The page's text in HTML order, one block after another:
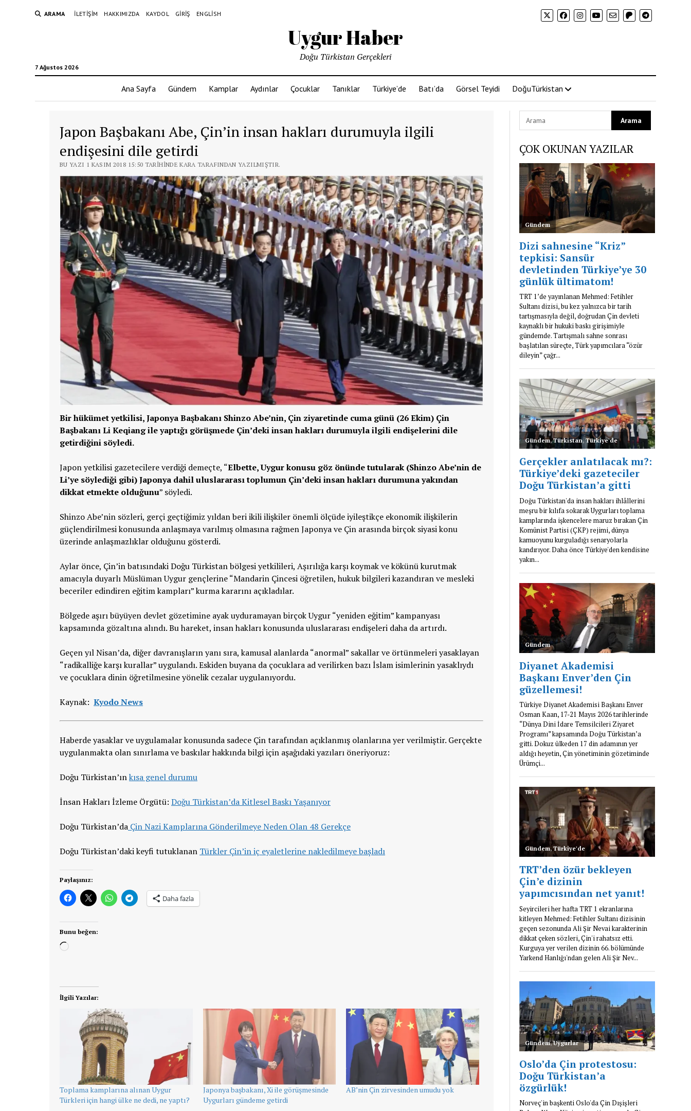
ARAMA İLETIŞIM HAKKIMIZDA KAYDOL GIRIŞ ENGLISH
Uygur Haber
7 Ağustos 2026
Doğu Türkistan Gerçekleri
Ana Sayfa Gündem Kamplar Aydınlar Çocuklar Tanıklar Türkiye’de Batı’da Görsel Teyidi DoğuTürkistan
Japon Başbakanı Abe, Çin’in insan hakları durumuyla ilgili
endişesini dile getirdi
BU YAZI 1 KASIM 2018 15:50 TARIHINDE KARA TARAFINDAN YAZILMIŞTIR.
Bir hükümet yetkilisi, Japonya Başbakanı Shinzo Abe’nin, Çin ziyaretinde cuma günü (26 Ekim) Çin
Başbakanı Li Keqiang ile yaptığı görüşmede Çin’deki insan hakları durumuyla ilgili endişelerini dile
getirdiğini söyledi.
Japon yetkilisi gazetecilere verdiği demeçte, “Elbette, Uygur konusu göz önünde tutularak (Shinzo Abe’nin de
Li’ye söylediği gibi) Japonya dahil uluslararası toplumun Çin’deki insan hakları durumuna yakından
dikkat etmekte olduğunu” söyledi.
Shinzo Abe’nin sözleri, gerçi geçtiğimiz yıldan beri ikili ilişkiler önemli ölçüde iyileştikçe ekonomik ilişkilerin
güçlendirilmesi konusunda anlaşmaya varılmış olmasına rağmen Japonya ve Çin arasında birçok siyasi konu
üzerinde anlaşmazlıklar olduğunu gösterdi.
Aylar önce, Çin’in batısındaki Doğu Türkistan bölgesi yetkilileri, Aşırılığa karşı koymak ve kökünü kurutmak
amacıyla duyarlı Müslüman Uygur gençlerine “Mandarin Çincesi öğretilen, hukuk bilgileri kazandıran ve mesleki
beceriler edindiren eğitim kampları” kurma kararını açıkladılar.
Bölgede aşırı büyüyen devlet gözetimine ayak uyduramayan birçok Uygur “yeniden eğitim” kampanyası
kapsamında gözaltına alındı. Bu hareket, insan hakları konusunda uluslararası endişeleri daha da artırdı.
Geçen yıl Nisan’da, diğer davranışların yanı sıra, kamusal alanlarda “anormal” sakallar ve örtünmeleri yasaklayan
“radikalliğe karşı kurallar” uygulandı. Eskiden buyana da çocuklara ad verilirken bazı İslam isimlerinin yasaklıydı
ve çocuklara dinin öğretilmesine yönelik cezalar uygulanıyordu.
Kaynak: Kyodo News
Haberde yasaklar ve uygulamalar konusunda sadece Çin tarafından açıklanmış olanlarına yer verilmiştir. Gerçekte
uygulanmakta olan sınırlama ve baskılar hakkında bilgi için aşağıdaki yazıları öneriyoruz:
Doğu Türkistan’ınkısa genel durumu
İnsan Hakları İzleme Örgütü: Doğu Türkistan’da Kitlesel Baskı Yaşanıyor
Doğu Türkistan’da Çin Nazi Kamplarına Gönderilmeye Neden Olan 48 Gerekçe
Doğu Türkistan’daki keyfi tutuklanan Türkler Çin’in iç eyaletlerine nakledilmeye başladı
Paylaşınız:
Daha fazla
Bunu beğen:
Yükleniyor...
İlgili Yazılar:
Toplama kamplarına alınan Uygur
Türkleri için hangi ülke ne dedi, ne yaptı?
Japonya başbakanı, Xi ile görüşmesinde
Uygurları gündeme getirdi
AB’nin Çin zirvesinden umudu yok
ÇOK OKUNAN YAZILAR